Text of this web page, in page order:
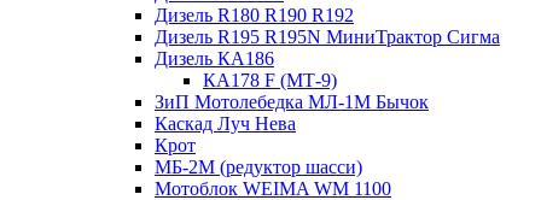
Дизель R180 R190 R192
Дизель R195 R195N МиниТрактор Сигма
Дизель КА186
КА178 F (МТ-9)
ЗиП Мотолебедка МЛ-1М Бычок
Каскад Луч Нева
Крот
МБ-2М (редуктор шасси)
Мотоблок WEIMA WM 1100